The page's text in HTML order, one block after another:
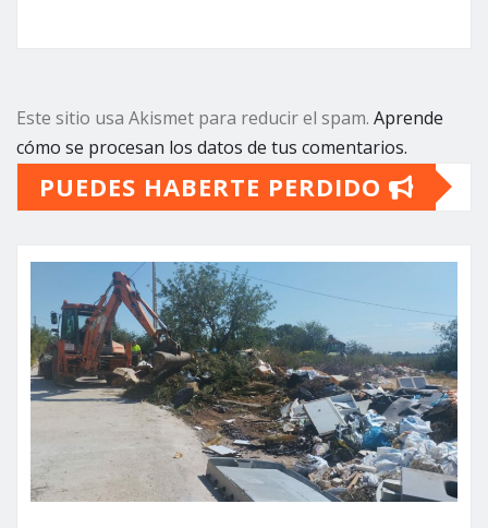
Este sitio usa Akismet para reducir el spam. Aprende
cómo se procesan los datos de tus comentarios.
PUEDES HABERTE PERDIDO